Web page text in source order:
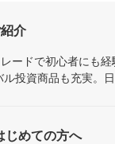
介
ードで初心者にも
投資商品も充実。
じめての方へ